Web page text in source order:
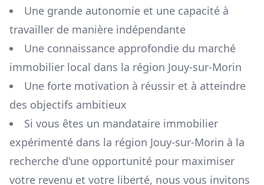
Une grande autonomie et une capacité à
travailler de manière indépendante
Une connaissance approfondie du marché
immobilier local dans la région Jouy-sur-Morin
Une forte motivation à réussir et à atteindre
des objectifs ambitieux
Si vous êtes un mandataire immobilier
expérimenté dans la région Jouy-sur-Morin à la
recherche d'une opportunité pour maximiser
votre revenu et votre liberté, nous vous invitons